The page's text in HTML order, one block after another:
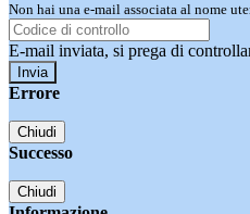
Non hai una e-mail associata al nome
E-mail inviata, si prega di
Errore
Chiudi
Successo
Chiudi